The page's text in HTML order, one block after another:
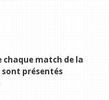
chaque match de la
sont présentés